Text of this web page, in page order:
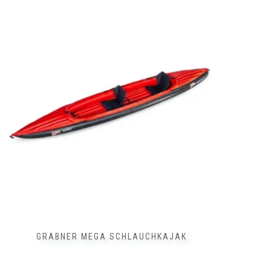
GRABNER MEGA SCHLAUCHKAJAK